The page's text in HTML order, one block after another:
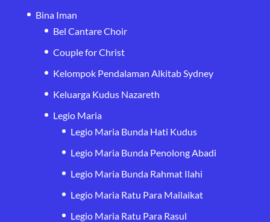
Bina Iman
Bel Cantare Choir
Couple for Christ
Kelompok Pendalaman Alkitab Sydney
Keluarga Kudus Nazareth
Legio Maria
Legio Maria Bunda Hati Kudus
Legio Maria Bunda Penolong Abadi
Legio Maria Bunda Rahmat Ilahi
Legio Maria Ratu Para Mailaikat
Legio Maria Ratu Para Rasul